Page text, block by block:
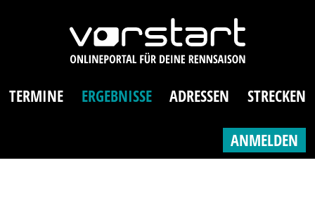
TERMINE ERGEBNISSE ADRESSEN STRECKEN
ANMELDEN